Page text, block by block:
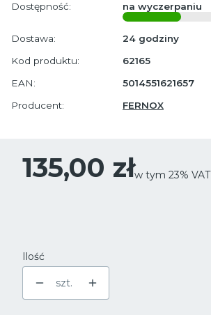
Dostępność: na wyczerpaniu
Dostawa:
24 godziny
Kod produktu:
62165
EAN:
5014551621657
Producent:
FERNOX
Cena
135,00 złw tym 23% VAT
w tym 23% VAT
Ilość
szt.